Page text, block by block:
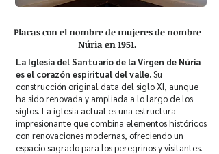
Placas con el nombre de mujeres de nombre
Núria en 1951.
La Iglesia del Santuario de la Virgen de Núria
es el corazón espiritual del valle.Su
construcción original data del siglo XI, aunque
ha sido renovada y ampliada a lo largo de los
siglos. La iglesia actual es una estructura
impresionante que combina elementos históricos
con renovaciones modernas, ofreciendo un
espacio sagrado para los peregrinos y visitantes.